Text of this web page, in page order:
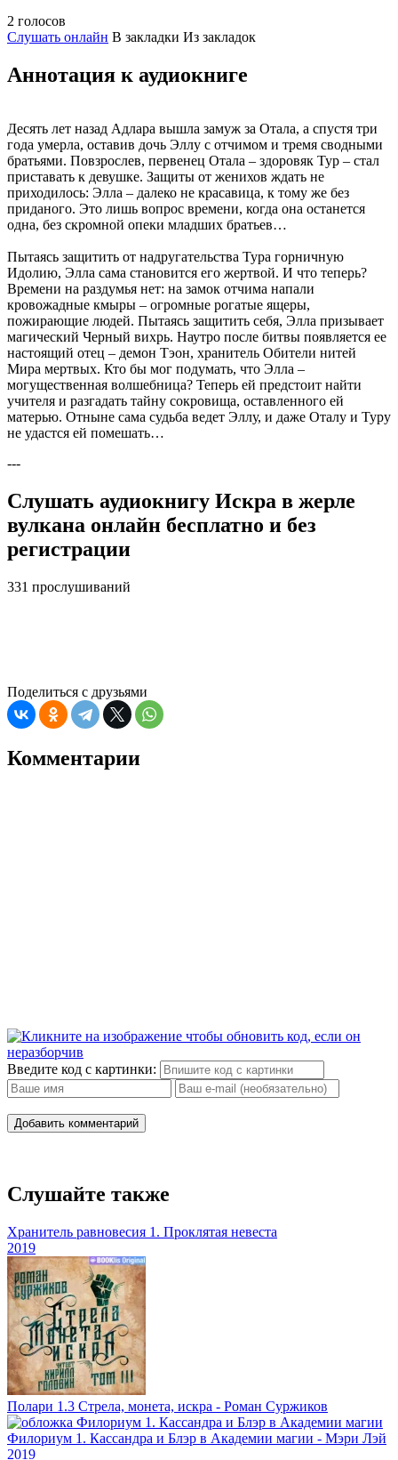
2 голосов
Слушать онлайн В закладки Из закладок
Аннотация к аудиокниге
Десять лет назад Адлара вышла замуж за Отала, а спустя три
года умерла, оставив дочь Эллу с отчимом и тремя сводными
братьями. Повзрослев, первенец Отала – здоровяк Тур – стал
приставать к девушке. Защиты от женихов ждать не
приходилось: Элла – далеко не красавица, к тому же без
приданого. Это лишь вопрос времени, когда она останется
одна, без скромной опеки младших братьев…
Пытаясь защитить от надругательства Тура горничную
Идолию, Элла сама становится его жертвой. И что теперь?
Времени на раздумья нет: на замок отчима напали
кровожадные кмыры – огромные рогатые ящеры,
пожирающие людей. Пытаясь защитить себя, Элла призывает
магический Черный вихрь. Наутро после битвы появляется ее
настоящий отец – демон Тэон, хранитель Обители нитей
Мира мертвых. Кто бы мог подумать, что Элла –
могущественная волшебница? Теперь ей предстоит найти
учителя и разгадать тайну сокровища, оставленного ей
матерью. Отныне сама судьба ведет Эллу, и даже Оталу и Туру
не удастся ей помешать…
---
Слушать аудиокнигу Искра в жерле
вулкана онлайн бесплатно и без
регистрации
331 прослушиваний
Поделиться с друзьями
Комментарии
Введите код с картинки:
Добавить комментарий
Слушайте также
Хранитель равновесия 1. Проклятая невеста
2019
Полари 1.3 Стрела, монета, искра - Роман Суржиков
Филориум 1. Кассандра и Блэр в Академии магии - Мэри Лэй
2019